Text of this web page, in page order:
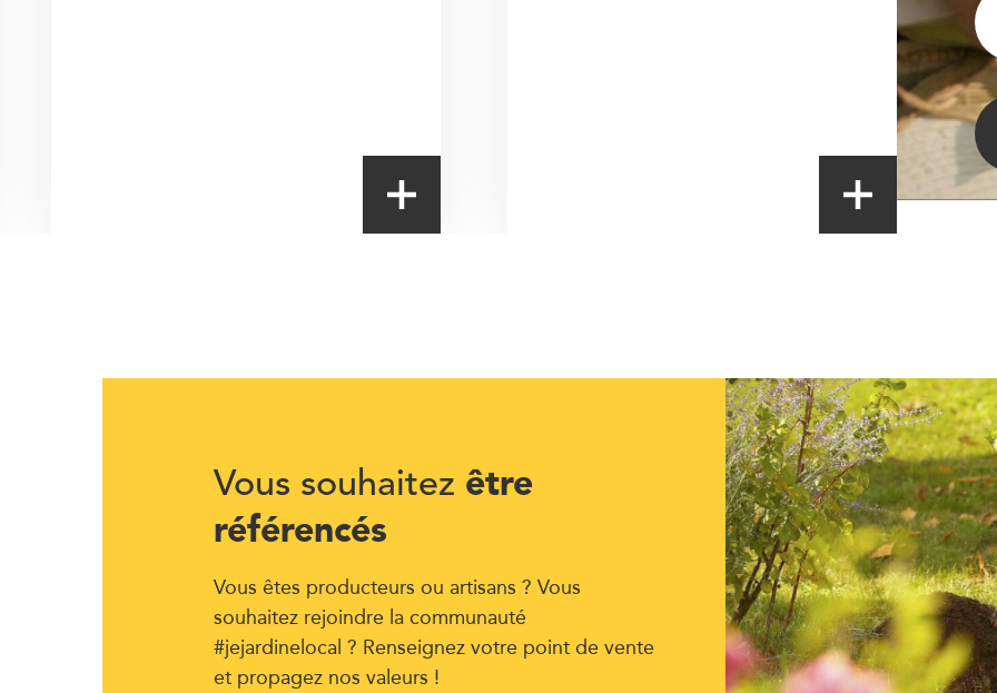
Vous souhaitez être
référencés
Vous êtes producteurs ou artisans ? Vous
souhaitez rejoindre la communauté
#jejardinelocal ? Renseignez votre point de vente
et propagez nos valeurs !